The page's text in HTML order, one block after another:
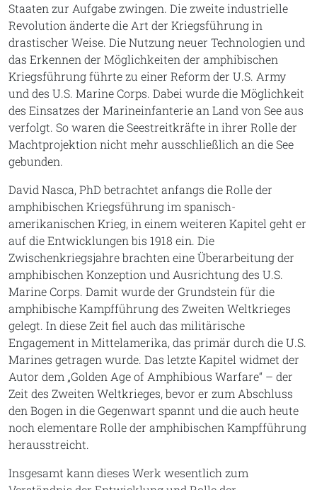
Staaten zur Aufgabe zwingen. Die zweite industrielle
Revolution änderte die Art der Kriegsführung in
drastischer Weise. Die Nutzung neuer Technologien und
das Erkennen der Möglichkeiten der amphibischen
Kriegsführung führte zu einer Reform der U.S. Army
und des U.S. Marine Corps. Dabei wurde die Möglichkeit
des Einsatzes der Marineinfanterie an Land von See aus
verfolgt. So waren die Seestreitkräfte in ihrer Rolle der
Machtprojektion nicht mehr ausschließlich an die See
gebunden.
David Nasca, PhD betrachtet anfangs die Rolle der
amphibischen Kriegsführung im spanisch-
amerikanischen Krieg, in einem weiteren Kapitel geht er
auf die Entwicklungen bis 1918 ein. Die
Zwischenkriegsjahre brachten eine Überarbeitung der
amphibischen Konzeption und Ausrichtung des U.S.
Marine Corps. Damit wurde der Grundstein für die
amphibische Kampfführung des Zweiten Weltkrieges
gelegt. In diese Zeit fiel auch das militärische
Engagement in Mittelamerika, das primär durch die U.S.
Marines getragen wurde. Das letzte Kapitel widmet der
Autor dem „Golden Age of Amphibious Warfare“ – der
Zeit des Zweiten Weltkrieges, bevor er zum Abschluss
den Bogen in die Gegenwart spannt und die auch heute
noch elementare Rolle der amphibischen Kampfführung
herausstreicht.
Insgesamt kann dieses Werk wesentlich zum